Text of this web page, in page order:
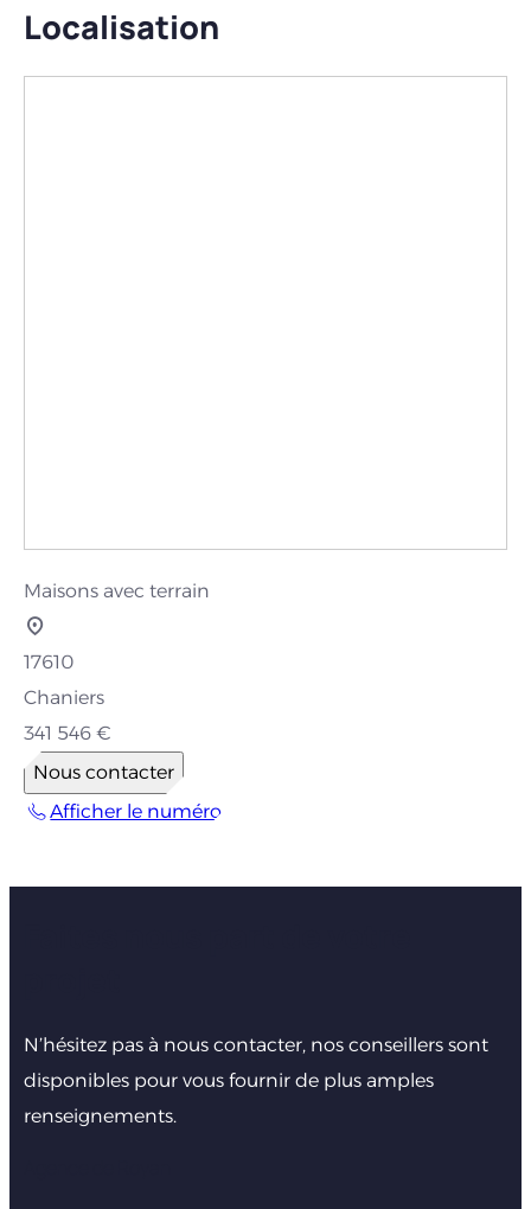
Localisation
Maisons avec terrain
17610
Chaniers
341 546 €
Nous contacter
Afficher le numéro
N’hésitez pas à nous contacter, nos conseillers sont
disponibles pour vous fournir de plus amples
renseignements.